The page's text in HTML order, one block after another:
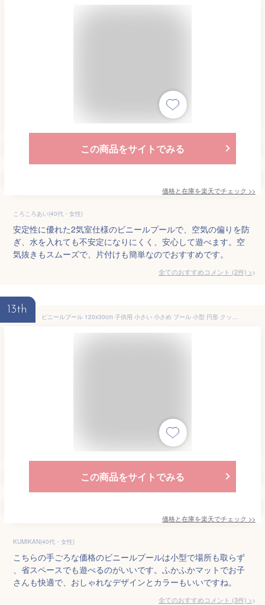
この商品をサイトでみる
価格と在庫を楽天でチェック >>
ころころあい(40代・女性)
安定性に優れた2気室仕様のビニールプールで、空気の偏りを防
ぎ、水を入れても不安定になりにくく、安心して遊べます。空
気抜きもスムーズで、片付けも簡単なのでおすすめです。
全てのおすすめコメント (2件) >
13th
ビニールプール 120x30cm 子供用 小さい 小さめ プール 小型 円形 クッション ボルプール キッズプール キッズ おもちゃ 自宅用 ベランダ ベビープール 子供用プール かわいい おしゃれ 家遊び 室内遊び プレゼント
この商品をサイトでみる
価格と在庫を楽天でチェック >>
KUMIKAN(40代・女性)
こちらの手ごろな価格のビニールプールは小型で場所も取らず
、省スペースでも遊べるのがいいです。ふかふかマットでお子
さんも快適で、おしゃれなデザインとカラーもいいですね。
全てのおすすめコメント (3件) >